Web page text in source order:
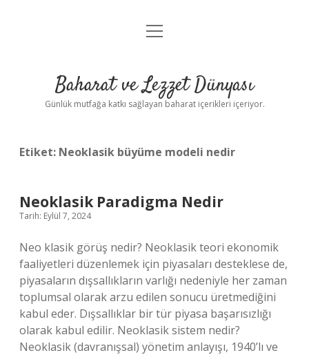
Anasayfa
Yasal Uyarı
menüyü
Baharat ve Lezzet Dünyası
Günlük mutfağa katkı sağlayan baharat içerikleri içeriyor.
Etiket: Neoklasik büyüme modeli nedir
Neoklasik Paradigma Nedir
Tarih: Eylül 7, 2024
Neo klasik görüş nedir? Neoklasik teori ekonomik
faaliyetleri düzenlemek için piyasaları desteklese de,
piyasaların dışsallıkların varlığı nedeniyle her zaman
toplumsal olarak arzu edilen sonucu üretmediğini
kabul eder. Dışsallıklar bir tür piyasa başarısızlığı
olarak kabul edilir. Neoklasik sistem nedir?
Neoklasik (davranışsal) yönetim anlayışı, 1940’lı ve